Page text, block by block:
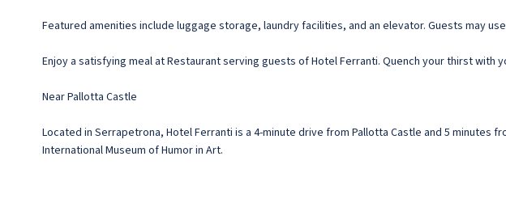
Featured amenities include luggage storage, laundry facilities, and an elevator. Guests may
Enjoy a satisfying meal at Restaurant serving guests of Hotel Ferranti. Quench your thirst
Near Pallotta Castle
Located in Serrapetrona, Hotel Ferranti is a 4-minute drive from Pallotta Castle and 5 minutes
International Museum of Humor in Art.